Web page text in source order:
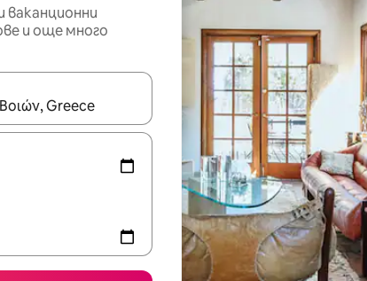
ваканционни
и още много
използвайте клавишите със стрелки нагоре и